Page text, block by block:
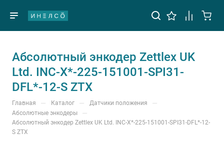
Абсолютный энкодер Zettlex UK
Ltd. INC-X*-225-151001-SPI31-
DFL*-12-S ZTX
Главная — Каталог — Датчики положения —
Абсолютные энкодеры —
Абсолютный энкодер Zettlex UK Ltd. INC-X*-225-151001-SPI31-DFL*-12-
S ZTX